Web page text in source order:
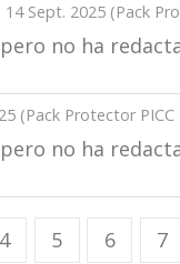
14 Sept. 2025 (Pack
no ha
(Pack Protector PICC
no ha
4 5 6 7